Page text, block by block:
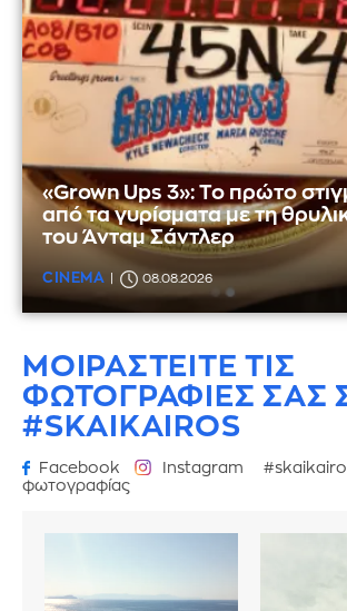
«Grown Ups 3»: Το πρώτο
από τα γυρίσματα με τη
του Άνταμ Σάντλερ
CINEMA 08.08.2026
ΜΟΙΡΑΣΤΕΙΤΕ ΤΙΣ
ΦΩΤΟΓΡΑΦΙΕΣ ΣΑΣ
#SKAIKAIROS
Facebook Instagram
φωτογραφίας